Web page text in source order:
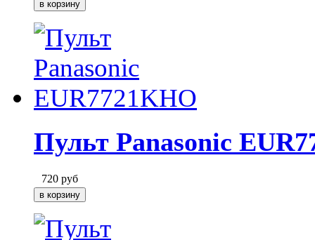
Пульт Panasonic
720 руб